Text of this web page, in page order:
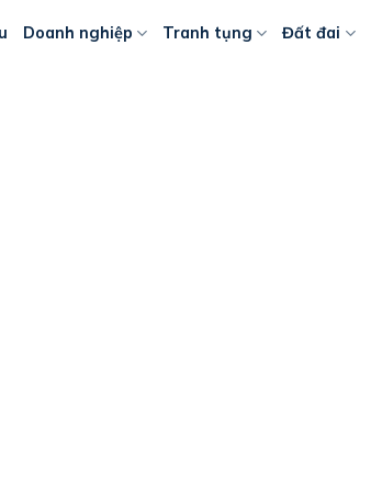
Doanh nghiệp Tranh tụng Đất đai